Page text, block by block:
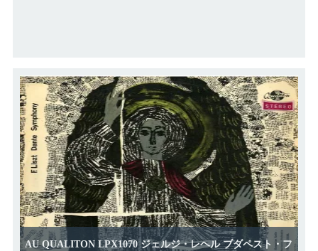
AU QUALITON LPX1070 ジェルジ・レヘル ブダペスト・フ